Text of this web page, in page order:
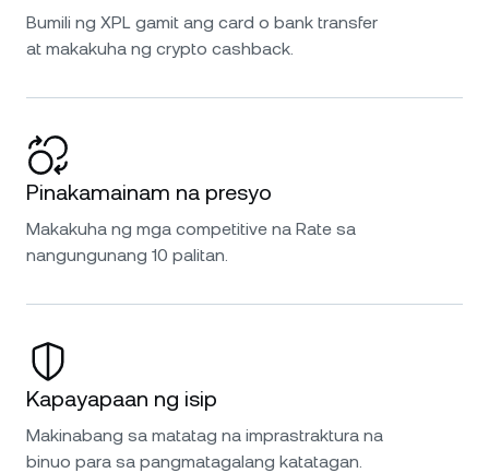
Bumili ng XPL gamit ang card o bank transfer
at makakuha ng crypto cashback.
Pinakamainam na presyo
Makakuha ng mga competitive na Rate sa
nangungunang 10 palitan.
Kapayapaan ng isip
Makinabang sa matatag na imprastraktura na
binuo para sa pangmatagalang katatagan.